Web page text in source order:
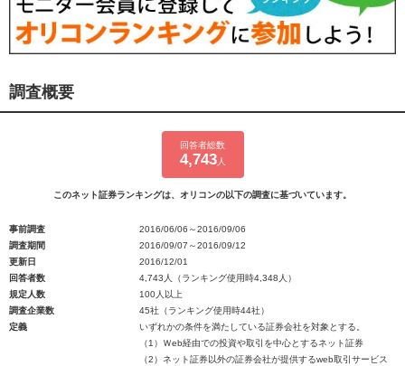
調査概要
回答者総数
4,743人
このネット証券ランキングは、オリコンの以下の調査に基づいています。
事前調査
2016/06/06～2016/09/06
調査期間
2016/09/07～2016/09/12
更新日
2016/12/01
回答者数
4,743人（ランキング使用時4,348人）
規定人数
100人以上
調査企業数
45社（ランキング使用時44社）
定義
いずれかの条件を満たしている証券会社を対象とする。
（1）Ｗeb経由での投資や取引を中心とするネット証券
（2）ネット証券以外の証券会社が提供するweb取引サービス